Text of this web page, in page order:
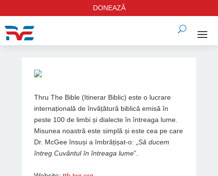
DONEAZĂ
Thru The Bible (Itinerar Biblic) este o lucrare
internațională de învățătură biblică emisă în
peste 100 de limbi și dialecte în întreaga lume.
Misunea noastră este simplă și este cea pe care
Dr. McGee însuși a îmbrățișat-o: „ Să ducem
întreg Cuvântul în întreaga lume”.